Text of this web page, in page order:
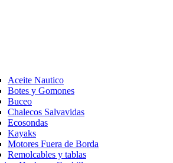
Aceite Nautico
Botes y Gomones
Buceo
Chalecos Salvavidas
Ecosondas
Kayaks
Motores Fuera de Borda
Remolcables y tablas